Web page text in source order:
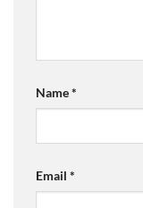
Name*
Email *